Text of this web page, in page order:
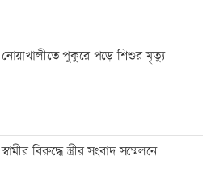
নোয়াখালীতে পুকুরে পড়ে শিশুর মৃত্যু
স্বামীর বিরুদ্ধে স্ত্রীর সংবাদ সম্মেলনে